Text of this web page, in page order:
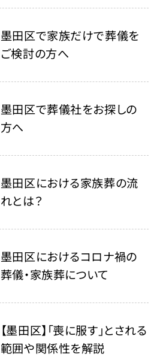
墨田区で家族だけで葬儀を
ご検討の方へ
墨田区で葬儀社をお探しの
方へ
墨田区における家族葬の流
れとは？
墨田区におけるコロナ禍の
葬儀・家族葬について
【墨田区】「喪に服す」とされる
範囲や関係性を解説